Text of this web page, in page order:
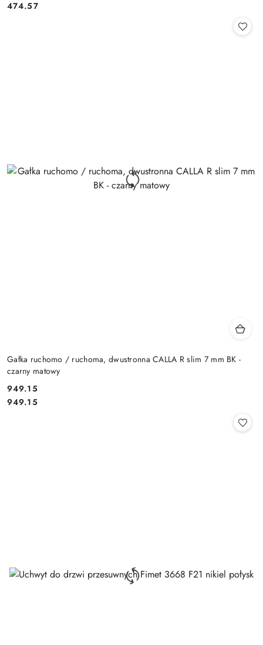
Cena:
474.57
Gałka ruchomo / ruchoma, dwustronna CALLA R slim 7 mm BK -
czarny matowy
Cena:
949.15
Cena:
949.15